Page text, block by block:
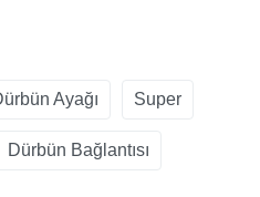
Ayağı Super
Dürbün Bağlantısı